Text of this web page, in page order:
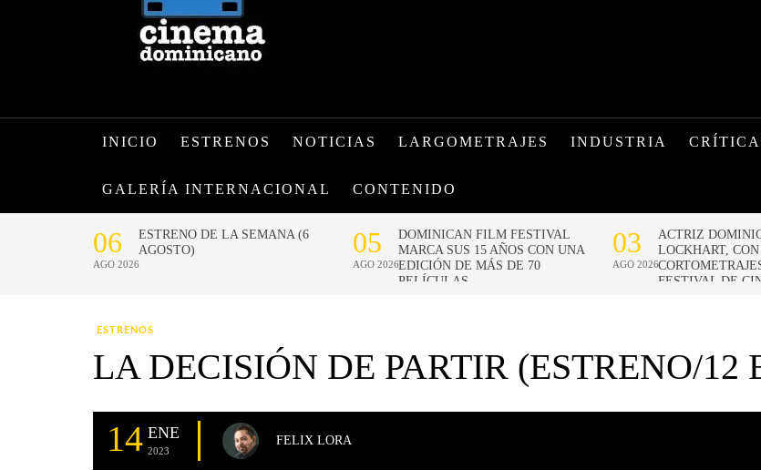
INICIO ESTRENOS NOTICIAS LARGOMETRAJES INDUSTRIA
GALERÍA INTERNACIONAL CONTENIDO
ESTRENOS
LA DECISIÓN DE PARTIR (ESTRENO/12
14 ENE
2023
FELIX LORA